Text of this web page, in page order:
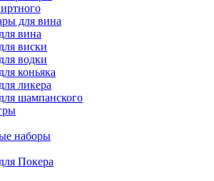
для вина
вина
виски
водки
коньяка
ликера
шампанского
наборы
Покера